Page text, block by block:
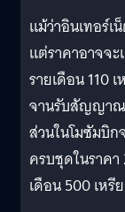
แม้ว่าอินเทอร์เ
แต่ราคาอาจจ
รายเดือน 110
จานรับสัญญาณ
ส่วนในโมซัมบิ
ครบชุดในราค
เดือน 500 เห